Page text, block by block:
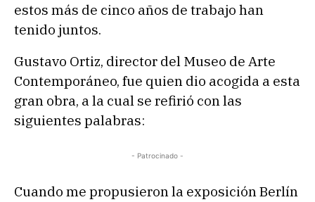
estos más de cinco años de trabajo han
tenido juntos.
Gustavo Ortiz, director del Museo de Arte
Contemporáneo, fue quien dio acogida a esta
gran obra, a la cual se refirió con las
siguientes palabras:
- Patrocinado -
Cuando me propusieron la exposición Berlín